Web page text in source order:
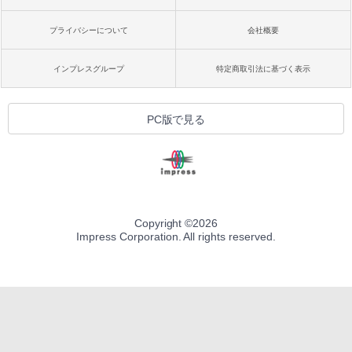
プライバシーについて 会社概要
インプレスグループ 特定商取引法に基づく表示
PC版で見る
Copyright ©2026
Impress Corporation. All rights reserved.